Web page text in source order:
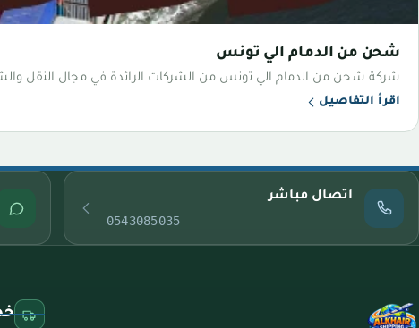
شحن من الدمام الي تونس
شركة شحن من الدمام الي تونس من الشركات الرائدة في مجال النقل
اقرأ التفاصيل
اتصال مباشر
0543085035